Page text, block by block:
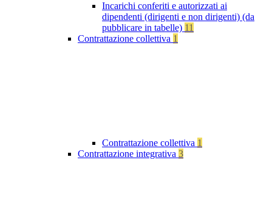
Incarichi conferiti e autorizzati ai
dipendenti (dirigenti e non dirigenti) (da
pubblicare in tabelle) 11
Contrattazione collettiva 1
Contrattazione collettiva 1
Contrattazione integrativa 3